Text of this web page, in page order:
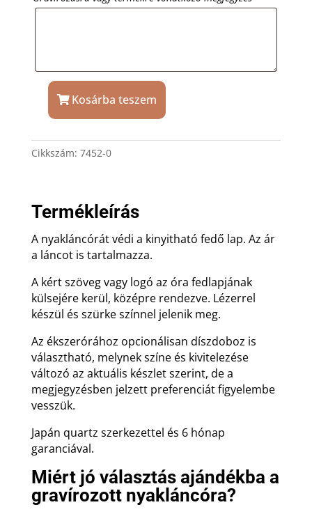
ezüstszín
Tiko
Time
gravírozással
mennyiség
Kosárba teszem
Cikkszám: 7452-0
Termékleírás
A nyakláncórát védi a kinyitható fedő lap. Az ár
a láncot is tartalmazza.
A kért szöveg vagy logó az óra fedlapjának
külsejére kerül, középre rendezve. Lézerrel
készül és szürke színnel jelenik meg.
Az ékszerórához opcionálisan díszdoboz is
választható, melynek színe és kivitelezése
változó az aktuális készlet szerint, de a
megjegyzésben jelzett preferenciát figyelembe
vesszük.
Japán quartz szerkezettel és 6 hónap
garanciával.
Miért jó választás ajándékba a
gravírozott nyakláncóra?